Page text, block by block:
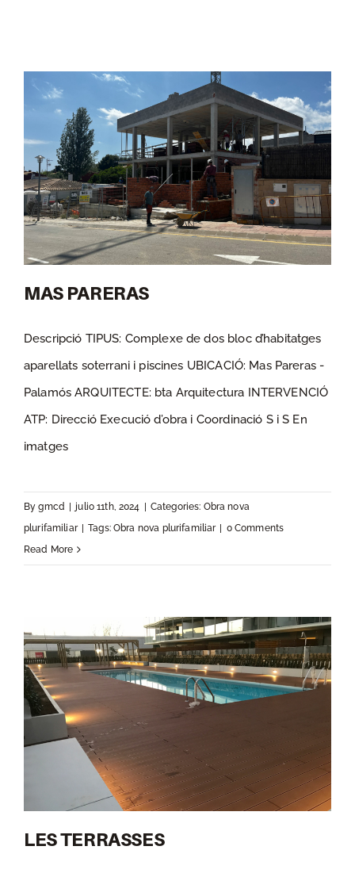
Home
Projectes i obres
Interiorisme
Arquitectura Tècnica
Contacte
MAS PARERAS
MAS PARERAS
Descripció TIPUS: Complexe de dos bloc d’habitatges
aparellats soterrani i piscines UBICACIÓ: Mas Pareras -
Palamós ARQUITECTE: bta Arquitectura INTERVENCIÓ
ATP: Direcció Execució d’obra i Coordinació S i S En
imatges
Bygmcd julio 11th, 2024 Categories: Obra nova
plurifamiliar
Tags: Obra nova plurifamiliar
0 Comments
Read More
LES TERRASSES